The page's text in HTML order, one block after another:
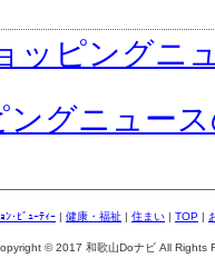
ッピングニ
グニュー
ﾝ･ﾋﾞｭｰﾃｨｰ | 健康・福祉 | 住まい | TOP |
© 2017 和歌山Doナビ All Rights